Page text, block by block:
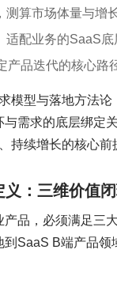
算市场体量与增
配业务的SaaS底
品迭代的核心路
模型与落地方法
需求的底层绑定
持续增长的核心前
义：三维价值
品，必须满足三
SaaS B端产品